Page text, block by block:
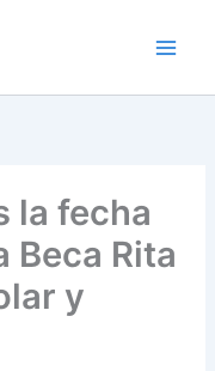
la fecha
Beca Rita
y